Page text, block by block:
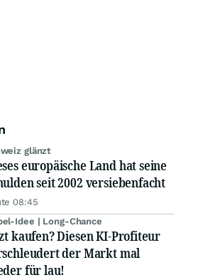
glänzt
europäische Land hat seine
seit 2002 versiebenfacht
08:45
Idee | Long-Chance
kaufen? Diesen KI-Profiteur
der Markt mal
für lau!